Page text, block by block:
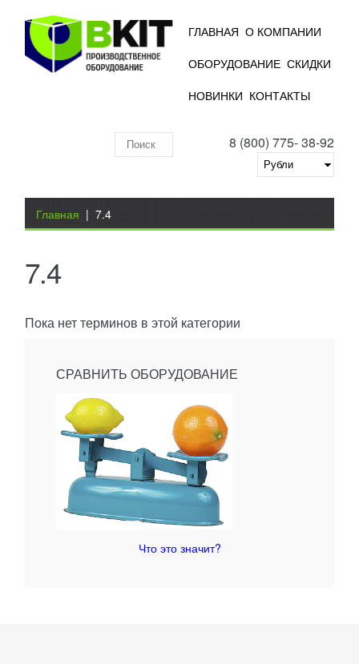
ГЛАВНАЯ О КОМПАНИИ
ОБОРУДОВАНИЕ СКИДКИ
НОВИНКИ КОНТАКТЫ
8 (800) 775- 38-92
складу
Вы здесь
Главная | 7.4
7.4
Пока нет терминов в этой категории
СРАВНИТЬ ОБОРУДОВАНИЕ
Что это значит?